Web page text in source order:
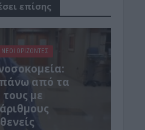
επίσης
ΝΕΟΙ ΟΡΙΖΟΝΤΕΣ
πάνω από τα
τους με